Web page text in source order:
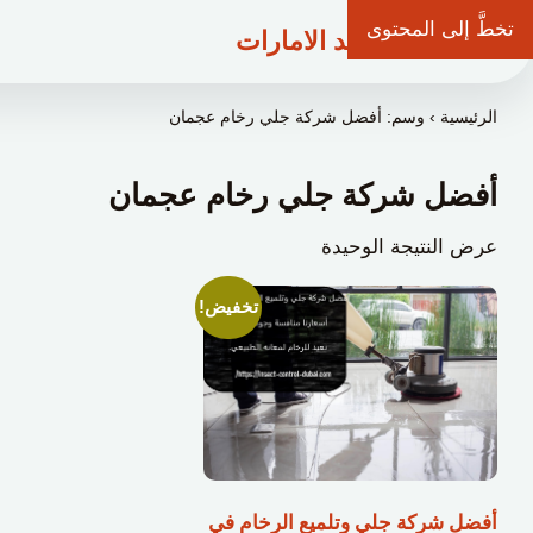
تخطَّ إلى المحتوى
شركة وعد الامارات
الرئيسية › وسم: أفضل شركة جلي رخام عجمان
أفضل شركة جلي رخام عجمان
عرض النتيجة الوحيدة
تخفيض!
أفضل شركة جلي وتلميع الرخام في